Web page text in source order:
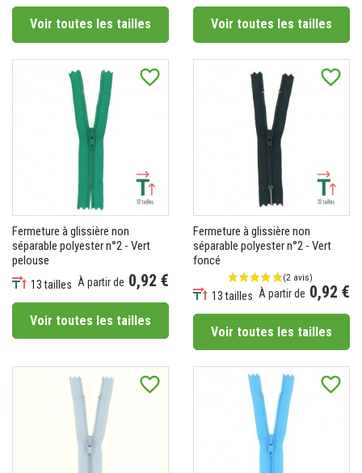
Voir toutes les tailles Voir toutes les tailles
favorite_border
Fermeture à glissière non
séparable polyester n°2 - Vert
pelouse
13 tailles À partir de 0,92 €
Voir toutes les tailles
favorite_border
Fermeture à glissière non
séparable polyester n°2 - Vert
foncé
13 tailles À partir de 0,92 €
Voir toutes les tailles
favorite_border favorite_border